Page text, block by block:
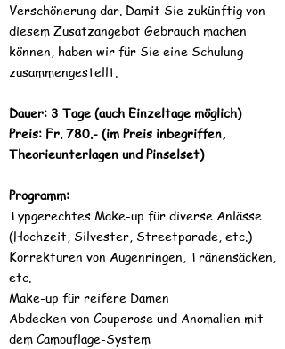
Verschönerung dar. Damit Sie zukünftig von
diesem Zusatzangebot Gebrauch machen
können, haben wir für Sie eine Schulung
zusammengestellt.
Dauer: 3 Tage (auch Einzeltage möglich)
Preis: Fr. 780.- (im Preis inbegriffen,
Theorieunterlagen und Pinselset)
Programm:
Typgerechtes Make-up für diverse Anlässe
(Hochzeit, Silvester, Streetparade, etc.)
Korrekturen von Augenringen, Tränensäcken,
etc.
Make-up für reifere Damen
Abdecken von Couperose und Anomalien mit
dem Camouflage-System